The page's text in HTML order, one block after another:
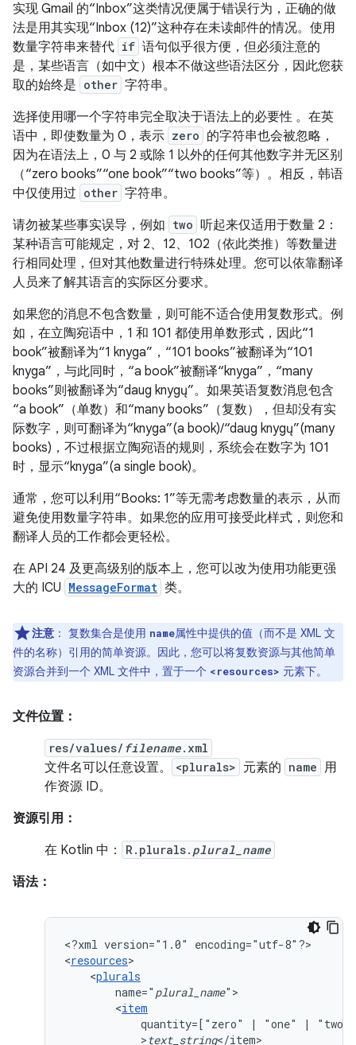
实现 Gmail 的“Inbox”这类情况便属于错误行为，正确的做
法是用其实现“Inbox (12)”这种存在未读邮件的情况。使用
数量字符串来替代 if 语句似乎很方便，但必须注意的
是，某些语言（如中文）根本不做这些语法区分，因此您获
取的始终是 other 字符串。
选择使用哪一个字符串完全取决于语法上的必要性 。在英
语中，即使数量为 0，表示 zero 的字符串也会被忽略，
因为在语法上，0 与 2 或除 1 以外的任何其他数字并无区别
（“zero books”“one book”“two books”等）。相反，韩语
中仅使用过 other 字符串。
请勿被某些事实误导，例如 two 听起来仅适用于数量 2：
某种语言可能规定，对 2、12、102（依此类推）等数量进
行相同处理，但对其他数量进行特殊处理。您可以依靠翻译
人员来了解其语言的实际区分要求。
如果您的消息不包含数量，则可能不适合使用复数形式。例
如，在立陶宛语中，1 和 101 都使用单数形式，因此“1
book”被翻译为“1 knyga”，“101 books”被翻译为“101
knyga”，与此同时，“a book”被翻译“knyga”，“many
books”则被翻译为“daug knygų”。如果英语复数消息包含
“a book”（单数）和“many books”（复数），但却没有实
际数字，则可翻译为“knyga”(a book)/“daug knygų”(many
books)，不过根据立陶宛语的规则，系统会在数字为 101
时，显示“knyga”(a single book)。
通常，您可以利用“Books: 1”等无需考虑数量的表示，从而
避免使用数量字符串。如果您的应用可接受此样式，则您和
翻译人员的工作都会更轻松。
在 API 24 及更高级别的版本上，您可以改为使用功能更强
大的 ICU MessageFormat 类。
注意 ： 复数集合是使用 name属性中提供的值（而不是 XML 文
件的名称）引用的简单资源。因此，您可以将复数资源与其他简单
资源合并到一个 XML 文件中，置于一个 <resources> 元素下。
文件位置：
res/values/ filename.xml
文件名可以任意设置。 <plurals> 元素的 name 用
作资源 ID。
资源引用：
在 Kotlin 中：
R.plurals. plural_name
语法：
<?xml version="1.0"
encoding="utf-8"?>
<resources
<plurals
name=" plural_name
<item
quantity=["zero"
| "one" |
"two"
>text_string